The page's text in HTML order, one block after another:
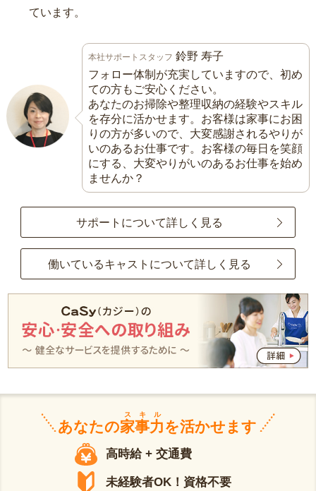
ています。
本社サポートスタッフ 鈴野 寿子
フォロー体制が充実していますので、初め
ての方もご安心ください。
あなたのお掃除や整理収納の経験やスキル
を存分に活かせます。お客様は家事にお困
りの方が多いので、大変感謝されるやりが
いのあるお仕事です。お客様の毎日を笑顔
にする、大変やりがいのあるお仕事を始め
ませんか？
サポートについて詳しく見る
働いているキャストについて詳しく見る
あなたの家事力
スキル
を活かせます
高時給 + 交通費
未経験者OK！資格不要